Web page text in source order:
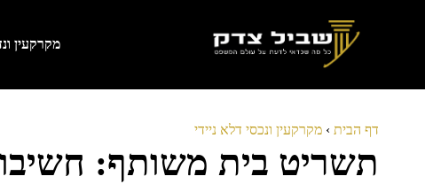
מקרקעין
דף הבית › מקרקעין ונכסי דלא ניידי
תשריט בית משותף: